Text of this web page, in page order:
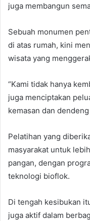
juga membangun
Sebuah monumen
di atas rumah, kini
wisata yang
“Kami tidak hanya
juga menciptakan
kemasan dan
Pelatihan yang
masyarakat untuk
pangan, dengan
teknologi bioflok.
Di tengah kesibukan
juga aktif dalam